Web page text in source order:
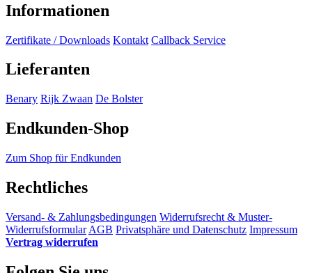
Informationen
Zertifikate / Downloads Kontakt Callback Service
Lieferanten
Benary Rijk Zwaan De Bolster
Endkunden-Shop
Zum Shop für Endkunden
Rechtliches
Versand- & Zahlungsbedingungen Widerrufsrecht & Muster-
Widerrufsformular AGB Privatsphäre und Datenschutz Impressum
Vertrag widerrufen